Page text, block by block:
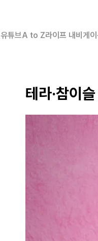
유튜브A to Z라이프 내비게
테라·참이